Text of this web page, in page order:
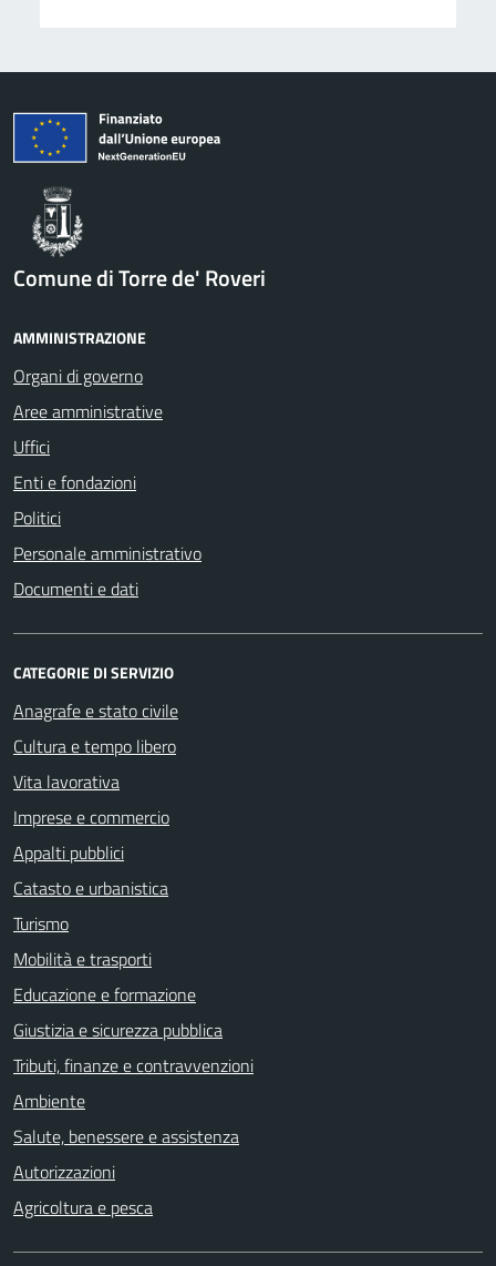
Comune di Torre de' Roveri
AMMINISTRAZIONE
Organi di governo
Aree amministrative
Uffici
Enti e fondazioni
Politici
Personale amministrativo
Documenti e dati
CATEGORIE DI SERVIZIO
Anagrafe e stato civile
Cultura e tempo libero
Vita lavorativa
Imprese e commercio
Appalti pubblici
Catasto e urbanistica
Turismo
Mobilità e trasporti
Educazione e formazione
Giustizia e sicurezza pubblica
Tributi, finanze e contravvenzioni
Ambiente
Salute, benessere e assistenza
Autorizzazioni
Agricoltura e pesca